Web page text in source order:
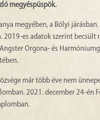
megyéspüspök.
megyében, a Bólyi járásban.
2019-es adatok szerint
Orgona- és
már több éve nem
2021. december 24-én